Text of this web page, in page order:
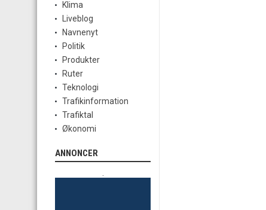
Klima
Liveblog
Navnenyt
Politik
Produkter
Ruter
Teknologi
Trafikinformation
Trafiktal
Økonomi
ANNONCER